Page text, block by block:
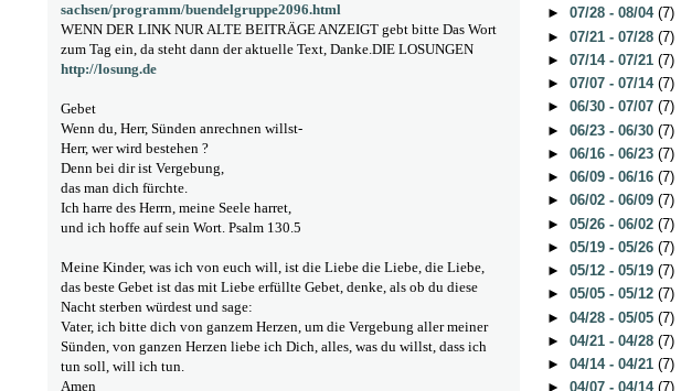
sachsen/programm/buendelgruppe2096.html
WENN DER LINK NUR ALTE BEITRÄGE ANZEIGT gebt bitte Das Wort
zum Tag ein, da steht dann der aktuelle Text, Danke.DIE LOSUNGEN
http://losung.de
Gebet
Wenn du, Herr, Sünden anrechnen willst-
Herr, wer wird bestehen ?
Denn bei dir ist Vergebung,
das man dich fürchte.
Ich harre des Herrn, meine Seele harret,
und ich hoffe auf sein Wort. Psalm 130.5
Meine Kinder, was ich von euch will, ist die Liebe die Liebe, die Liebe,
das beste Gebet ist das mit Liebe erfüllte Gebet, denke, als ob du diese
Nacht sterben würdest und sage:
Vater, ich bitte dich von ganzem Herzen, um die Vergebung aller meiner
Sünden, von ganzen Herzen liebe ich Dich, alles, was du willst, dass ich
tun soll, will ich tun.
Amen
► 07/28 - 08/04 (7)
► 07/21 - 07/28 (7)
► 07/14 - 07/21 (7)
► 07/07 - 07/14 (7)
► 06/30 - 07/07 (7)
► 06/23 - 06/30 (7)
► 06/16 - 06/23 (7)
► 06/09 - 06/16 (7)
► 06/02 - 06/09 (7)
► 05/26 - 06/02 (7)
► 05/19 - 05/26 (7)
► 05/12 - 05/19 (7)
► 05/05 - 05/12 (7)
► 04/28 - 05/05 (7)
► 04/21 - 04/28 (7)
► 04/14 - 04/21 (7)
► 04/07 - 04/14 (7)